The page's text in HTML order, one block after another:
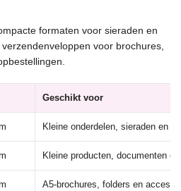
formaten voor sieraden en
voor brochures,
Geschikt voor
Kleine onderdelen, sieraden en
Kleine producten, documenten
A5-brochures, folders en